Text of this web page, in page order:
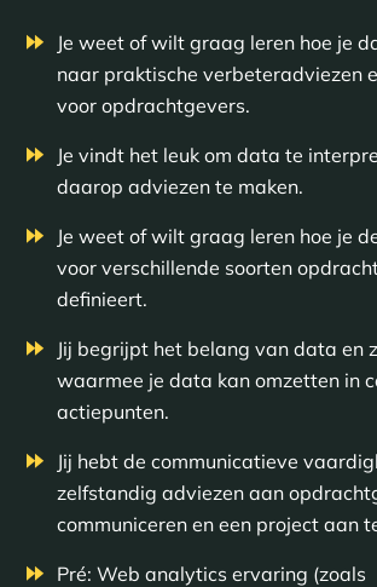
Je weet of wilt graag leren hoe je
naar praktische verbeteradviezen
voor opdrachtgevers.
Je vindt het leuk om data te
daarop adviezen te maken.
Je weet of wilt graag leren hoe je
voor verschillende soorten
definieert.
Jij begrijpt het belang van data en
waarmee je data kan omzetten in
actiepunten.
Jij hebt de communicatieve
zelfstandig adviezen aan
communiceren en een project aan
Pré: Web analytics ervaring (zoals